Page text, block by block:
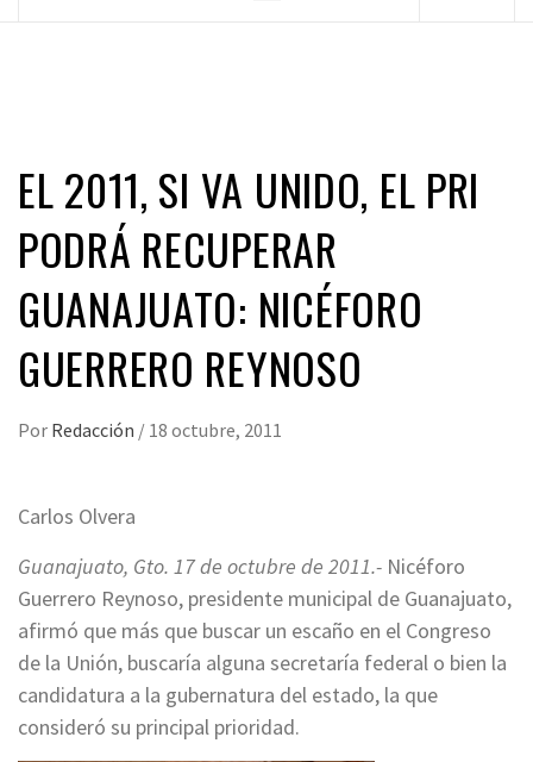
EL 2011, SI VA UNIDO, EL PRI
PODRÁ RECUPERAR
GUANAJUATO: NICÉFORO
GUERRERO REYNOSO
Por Redacción / 18 octubre, 2011
Carlos Olvera
Guanajuato, Gto. 17 de octubre de 2011.- Nicéforo
Guerrero Reynoso, presidente municipal de Guanajuato,
afirmó que más que buscar un escaño en el Congreso
de la Unión, buscaría alguna secretaría federal o bien la
candidatura a la gubernatura del estado, la que
consideró su principal prioridad.